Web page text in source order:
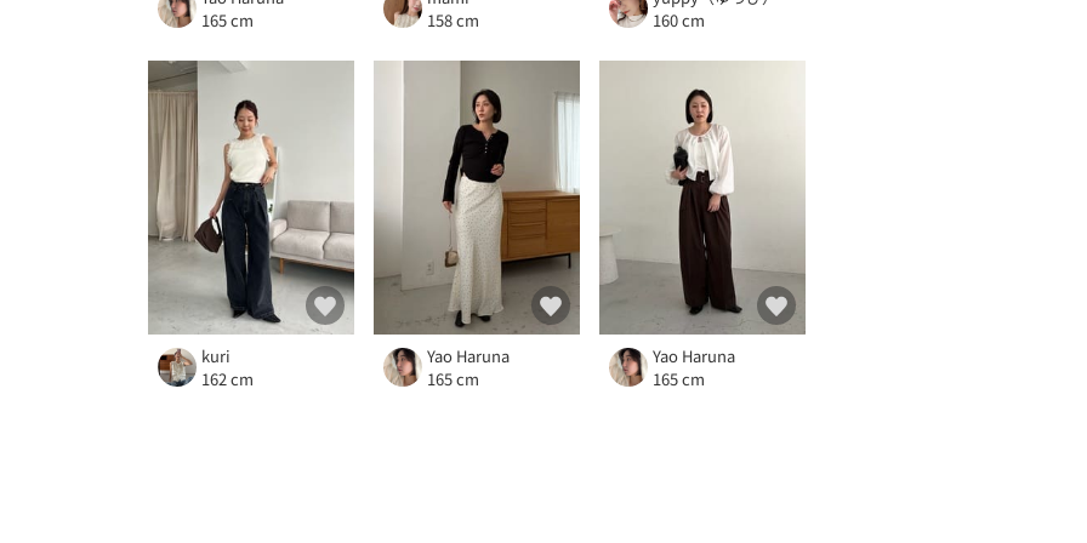
165 cm
158 cm
160 cm
kuri
162 cm
Yao Haruna
165 cm
Yao Haruna
165 cm